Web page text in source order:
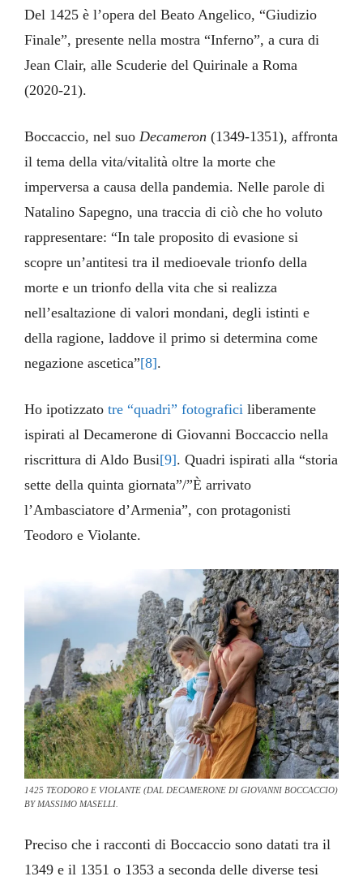
Del 1425 è l’opera del Beato Angelico, “Giudizio
Finale”, presente nella mostra “Inferno”, a cura di
Jean Clair, alle Scuderie del Quirinale a Roma
(2020-21).
Boccaccio, nel suo Decameron(1349-1351), affronta
il tema della vita/vitalità oltre la morte che
imperversa a causa della pandemia. Nelle parole di
Natalino Sapegno, una traccia di ciò che ho voluto
rappresentare: “In tale proposito di evasione si
scopre un’antitesi tra il medioevale trionfo della
morte e un trionfo della vita che si realizza
nell’esaltazione di valori mondani, degli istinti e
della ragione, laddove il primo si determina come
negazione ascetica”[8].
Ho ipotizzatotre “quadri” fotografici liberamente
ispirati al Decamerone di Giovanni Boccaccio nella
riscrittura di Aldo Busi[9]. Quadri ispirati alla “storia
sette della quinta giornata”/”È arrivato
l’Ambasciatore d’Armenia”, con protagonisti
Teodoro e Violante.
1425 TEODORO E VIOLANTE (DAL DECAMERONE DI GIOVANNI BOCCACCIO)
BY MASSIMO MASELLI.
Preciso che i racconti di Boccaccio sono datati tra il
1349 e il 1351 o 1353 a seconda delle diverse tesi